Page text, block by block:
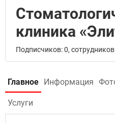
клиника
Подписчиков: 0,
Главное Информация
Услуги